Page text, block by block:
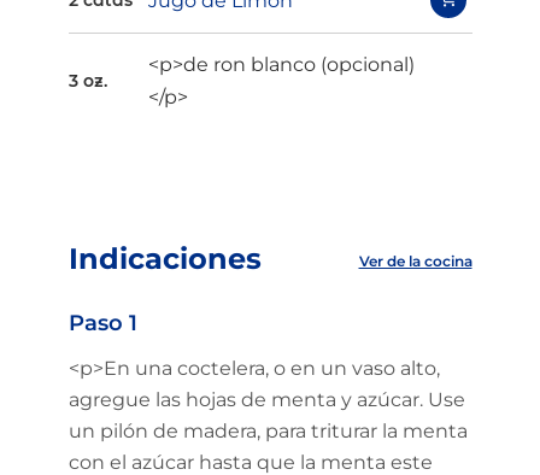
3 oz.
<p>de ron blanco (opcional)
</p>
Indicaciones Ver de la cocina
Paso 1
<p>En una coctelera, o en un vaso alto,
agregue las hojas de menta y azúcar. Use
un pilón de madera, para triturar la menta
con el azúcar hasta que la menta este